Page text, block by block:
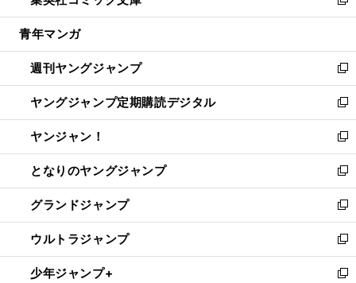
開
ウ
開
く
ン
ウ
で
開
く
ウ
ン
ド
ウ
で
開
く
新
し
ウ
ィ
ン
ド
ウ
で
開
く
青年マンガ
週刊ヤングジャンプ
新
し
い
ウ
ィ
ン
ド
ウ
で
開
く
ヤングジャンプ定期購読デジタル
新
し
い
ウ
ィ
ン
ド
ウ
で
開
く
ヤンジャン！
新
し
い
ウ
ィ
ン
ド
ウ
で
となりのヤングジャンプ
新
し
い
ウ
ィ
ン
ド
グランドジャンプ
新
し
い
ウ
ィ
ウルトラジャンプ
新
し
い
少年ジャンプ+
新